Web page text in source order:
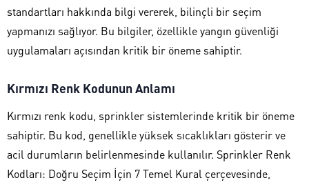
standartları hakkında bilgi vererek, bilinçli bir seçim
yapmanızı sağlıyor. Bu bilgiler, özellikle yangın güvenliği
uygulamaları açısından kritik bir öneme sahiptir.
Kırmızı Renk Kodunun Anlamı
Kırmızı renk kodu, sprinkler sistemlerinde kritik bir öneme
sahiptir. Bu kod, genellikle yüksek sıcaklıkları gösterir ve
acil durumların belirlenmesinde kullanılır. Sprinkler Renk
Kodları: Doğru Seçim İçin 7 Temel Kural çerçevesinde,